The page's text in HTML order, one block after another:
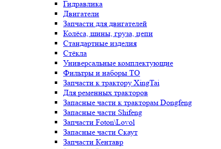
Гидравлика
Двигатели
Запчасти для двигателей
Колёса, шины, груза, цепи
Стандартные изделия
Стёкла
Универсальные комплектующие
Фильтры и наборы ТО
Запчасти к трактору XingTai
Для ременных тракторов
Запасные части к тракторам Dongfeng
Запасные части Shifeng
Запчасти Foton\Lovol
Запасные части Скаут
Запчасти Кентавр